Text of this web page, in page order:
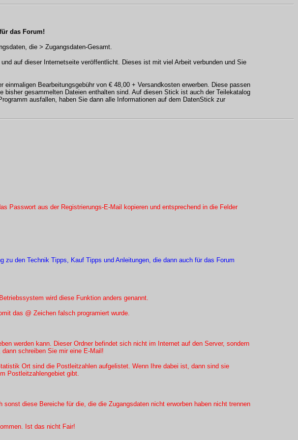
das Forum!
die > Zugangsdaten-Gesamt.
auf dieser Internetseite veröffentlicht. Dieses ist mit viel Arbeit verbunden und Sie
einmaligen Bearbeitungsgebühr von € 48,00 + Versandkosten erwerben. Diese passen
gesammelten Dateien enthalten sind. Auf diesen Stick ist auch der Teilekatalog
ausfallen, haben Sie dann alle Informationen auf dem DatenStick zur
Passwort aus der Registrierungs-E-Mail kopieren und entsprechend in die Felder
den Technik Tipps, Kauf Tipps und Anleitungen, die dann auch für das Forum
wird diese Funktion anders genannt.
das @ Zeichen falsch programiert wurde.
werden kann. Dieser Ordner befindet sich nicht im Internet auf den Server, sondern
schreiben Sie mir eine E-Mail!
Ort sind die Postleitzahlen aufgelistet. Wenn Ihre dabei ist, dann sind sie
Postleitzahlengebiet gibt.
diese Bereiche für die, die die Zugangsdaten nicht erworben haben nicht trennen
Ist das nicht Fair!